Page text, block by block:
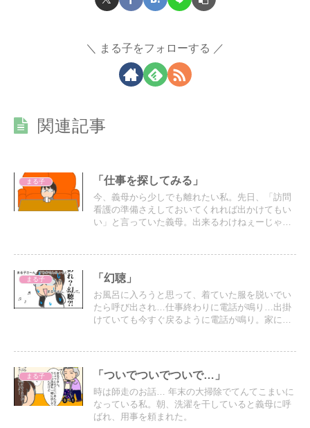
まる子をフォローする
関連記事
まる子 「仕事を探してみる」
今、義母から少しでも離れたい私。先日、「訪問
看護の準備さえしておいてくれれば出かけてもい
い」と言っていた義母。出来るわけねぇーじゃ
まる子 「幻聴」
お風呂に入ろうと思って、着ていた服を脱いでい
たら呼び出され…仕事終わりに電話が鳴り…出掛
けていても今すぐ戻るように電話が鳴り。家にい
まる子 「ついでついでついで…」
時は師走のお話… 年末の大掃除でてんてこまいに
なっている私。朝、洗濯を干していると義母に呼
ばれ、用事を頼まれた。